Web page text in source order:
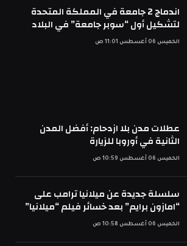
اندماج 2 جامعة في المملكة المتحدة
لتشكيل أول “سوبر جامعة” في البلاد
الخميس 06 أغسطس 11:01 ص
عطلات مدن بلا ازدحام: أفضل المدن
الثانية في أوروبا للزيارة
الخميس 06 أغسطس 10:59 ص
سلسلة جديدة عن ميلانيا ترامب على
“امازون برايم” بعد خسائر فيلم “ميلانيا”
الخميس 06 أغسطس 10:58 ص